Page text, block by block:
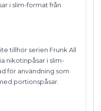
i slim-format från
tillhör serien Frunk All
nikotinpåsar i slim-
för användning som
portionspåsar.